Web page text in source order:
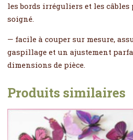
les bords irréguliers et les câbles
soigné.
— facile à couper sur mesure,
gaspillage et un ajustement
dimensions de pièce.
Produits similaires